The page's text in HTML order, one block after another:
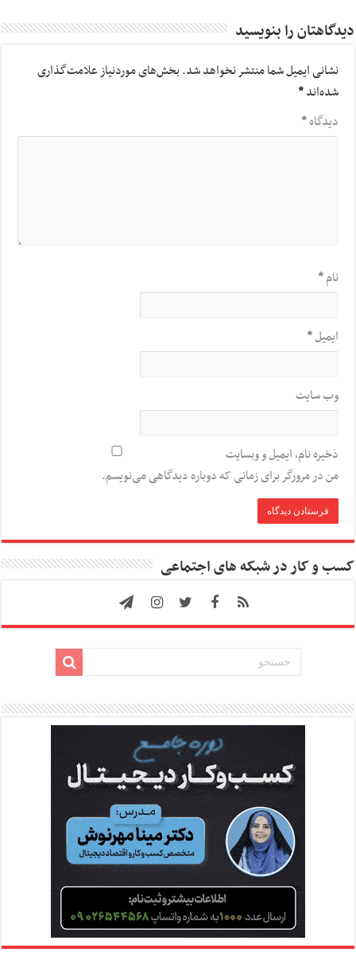
دیدگاهتان را بنویسید
نشانی ایمیل شما منتشر نخواهد شد.بخش‌های موردنیاز علامت‌گذاری
شده‌اند*
دیدگاه*
نام*
ایمیل*
وب‌ سایت
ذخیره نام، ایمیل و وبسایت
من در مرورگر برای زمانی که دوباره دیدگاهی می‌نویسم.
کسب و کار در شبکه های اجتماعی